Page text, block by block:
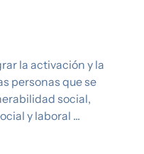
la activación y la
personas que se
social,
y laboral ...